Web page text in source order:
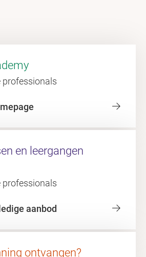
professionals
en leergangen
professionals
aanbod
ontvangen?